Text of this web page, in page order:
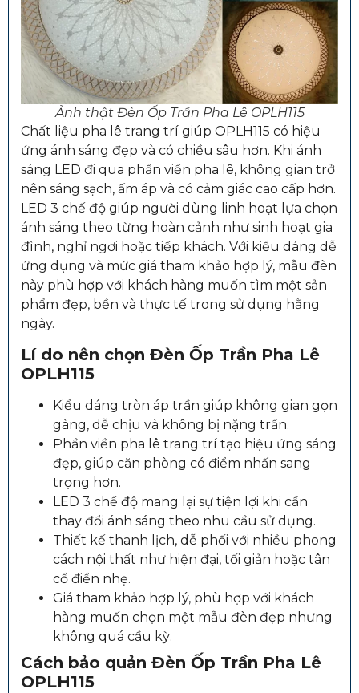
Ảnh thật Đèn Ốp Trần Pha Lê OPLH115
Chất liệu pha lê trang trí giúp OPLH115 có hiệu
ứng ánh sáng đẹp và có chiều sâu hơn. Khi ánh
sáng LED đi qua phần viền pha lê, không gian trở
nên sáng sạch, ấm áp và có cảm giác cao cấp hơn.
LED 3 chế độ giúp người dùng linh hoạt lựa chọn
ánh sáng theo từng hoàn cảnh như sinh hoạt gia
đình, nghỉ ngơi hoặc tiếp khách. Với kiểu dáng dễ
ứng dụng và mức giá tham khảo hợp lý, mẫu đèn
này phù hợp với khách hàng muốn tìm một sản
phẩm đẹp, bền và thực tế trong sử dụng hằng
ngày.
Lí do nên chọn Đèn Ốp Trần Pha Lê
OPLH115
Kiểu dáng tròn áp trần giúp không gian gọn
gàng, dễ chịu và không bị nặng trần.
Phần viền pha lê trang trí tạo hiệu ứng sáng
đẹp, giúp căn phòng có điểm nhấn sang
trọng hơn.
LED 3 chế độ mang lại sự tiện lợi khi cần
thay đổi ánh sáng theo nhu cầu sử dụng.
Thiết kế thanh lịch, dễ phối với nhiều phong
cách nội thất như hiện đại, tối giản hoặc tân
cổ điển nhẹ.
Giá tham khảo hợp lý, phù hợp với khách
hàng muốn chọn một mẫu đèn đẹp nhưng
không quá cầu kỳ.
Cách bảo quản Đèn Ốp Trần Pha Lê
OPLH115